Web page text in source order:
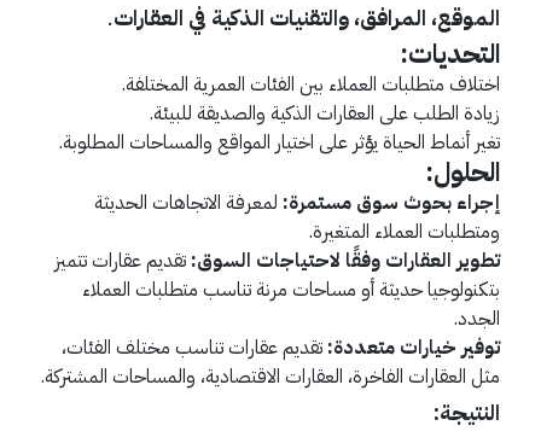
الموقع، المرافق، والتقنيات الذكية في العقارات.
التحديات:
اختلاف متطلبات العملاء بين الفئات العمرية المختلفة.
زيادة الطلب على العقارات الذكية والصديقة للبيئة.
تغير أنماط الحياة يؤثر على اختيار المواقع والمساحات المطلوبة.
الحلول:
إجراء بحوث سوق مستمرة: لمعرفة الاتجاهات الحديثة
ومتطلبات العملاء المتغيرة.
تطوير العقارات وفقًا لاحتياجات السوق: تقديم عقارات تتميز
بتكنولوجيا حديثة أو مساحات مرنة تناسب متطلبات العملاء
الجدد.
توفير خيارات متعددة: تقديم عقارات تناسب مختلف الفئات،
مثل العقارات الفاخرة، العقارات الاقتصادية، والمساحات المشتركة.
النتيجة: